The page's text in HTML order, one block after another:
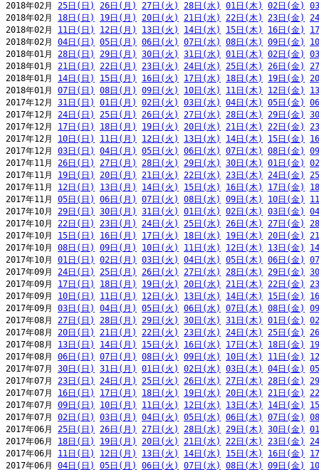
2018年02月 25日(日) 26日(月) 27日(火) 28日(水) 01日(木) 02日(金)
2018年02月 18日(日) 19日(月) 20日(火) 21日(水) 22日(木) 23日(金)
2018年02月 11日(日) 12日(月) 13日(火) 14日(水) 15日(木) 16日(金)
2018年02月 04日(日) 05日(月) 06日(火) 07日(水) 08日(木) 09日(金)
2018年01月 28日(日) 29日(月) 30日(火) 31日(水) 01日(木) 02日(金)
2018年01月 21日(日) 22日(月) 23日(火) 24日(水) 25日(木) 26日(金)
2018年01月 14日(日) 15日(月) 16日(火) 17日(水) 18日(木) 19日(金)
2018年01月 07日(日) 08日(月) 09日(火) 10日(水) 11日(木) 12日(金)
2017年12月 31日(日) 01日(月) 02日(火) 03日(水) 04日(木) 05日(金)
2017年12月 24日(日) 25日(月) 26日(火) 27日(水) 28日(木) 29日(金)
2017年12月 17日(日) 18日(月) 19日(火) 20日(水) 21日(木) 22日(金)
2017年12月 10日(日) 11日(月) 12日(火) 13日(水) 14日(木) 15日(金)
2017年12月 03日(日) 04日(月) 05日(火) 06日(水) 07日(木) 08日(金)
2017年11月 26日(日) 27日(月) 28日(火) 29日(水) 30日(木) 01日(金)
2017年11月 19日(日) 20日(月) 21日(火) 22日(水) 23日(木) 24日(金)
2017年11月 12日(日) 13日(月) 14日(火) 15日(水) 16日(木) 17日(金)
2017年11月 05日(日) 06日(月) 07日(火) 08日(水) 09日(木) 10日(金)
2017年10月 29日(日) 30日(月) 31日(火) 01日(水) 02日(木) 03日(金)
2017年10月 22日(日) 23日(月) 24日(火) 25日(水) 26日(木) 27日(金)
2017年10月 15日(日) 16日(月) 17日(火) 18日(水) 19日(木) 20日(金)
2017年10月 08日(日) 09日(月) 10日(火) 11日(水) 12日(木) 13日(金)
2017年10月 01日(日) 02日(月) 03日(火) 04日(水) 05日(木) 06日(金)
2017年09月 24日(日) 25日(月) 26日(火) 27日(水) 28日(木) 29日(金)
2017年09月 17日(日) 18日(月) 19日(火) 20日(水) 21日(木) 22日(金)
2017年09月 10日(日) 11日(月) 12日(火) 13日(水) 14日(木) 15日(金)
2017年09月 03日(日) 04日(月) 05日(火) 06日(水) 07日(木) 08日(金)
2017年08月 27日(日) 28日(月) 29日(火) 30日(水) 31日(木) 01日(金)
2017年08月 20日(日) 21日(月) 22日(火) 23日(水) 24日(木) 25日(金)
2017年08月 13日(日) 14日(月) 15日(火) 16日(水) 17日(木) 18日(金)
2017年08月 06日(日) 07日(月) 08日(火) 09日(水) 10日(木) 11日(金)
2017年07月 30日(日) 31日(月) 01日(火) 02日(水) 03日(木) 04日(金)
2017年07月 23日(日) 24日(月) 25日(火) 26日(水) 27日(木) 28日(金)
2017年07月 16日(日) 17日(月) 18日(火) 19日(水) 20日(木) 21日(金)
2017年07月 09日(日) 10日(月) 11日(火) 12日(水) 13日(木) 14日(金)
2017年07月 02日(日) 03日(月) 04日(火) 05日(水) 06日(木) 07日(金)
2017年06月 25日(日) 26日(月) 27日(火) 28日(水) 29日(木) 30日(金)
2017年06月 18日(日) 19日(月) 20日(火) 21日(水) 22日(木) 23日(金)
2017年06月 11日(日) 12日(月) 13日(火) 14日(水) 15日(木) 16日(金)
2017年06月 04日(日) 05日(月) 06日(火) 07日(水) 08日(木) 09日(金)